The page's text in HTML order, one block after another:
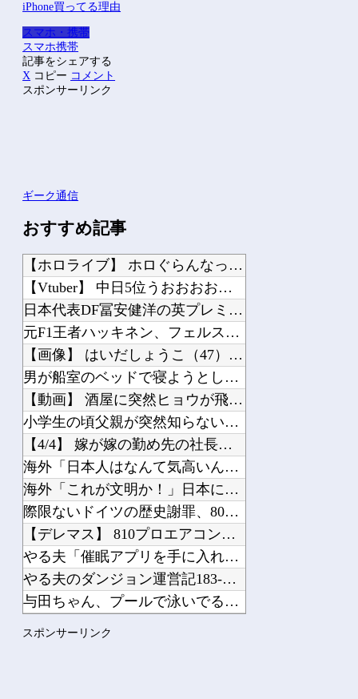
iPhone買ってる理由
スマホ・携帯
スマホ携帯
記事をシェアする
X コピー コメント
スポンサーリンク
ギーク通信
おすすめ記事
【ホロライブ】 ホロぐらんなっしょい回だったか
【Vtuber】 中日5位うおおおおおおおおおおおおおおおお
日本代表DF冨安健洋の英プレミア・クリスタルパレス加入が正式決定 鎌田大地とチー...
元F1王者ハッキネン、フェルスタペンのマクラーレン加入の噂に「なぜ調和がある現体...
【画像】 はいだしょうこ（47）「こんなオバサンでいいの…？」
男が船室のベッドで寝ようとしていた。…えっ？あなたは誰ですか？→ 見知らぬひとが...
【動画】 酒屋に突然ヒョウが飛び込んでくる
小学生の頃父親が突然知らない女の子を連れて帰ってきた
【4/4】 嫁が嫁の勤め先の社長と不倫している。証拠を掴む前に嫁から離婚を切り出...
海外「日本人はなんて気高いんだ！」 英高級紙も驚愕した極限の中の日本人の姿に世界...
海外「これが文明か！」日本に比べて超石器時代だった英国に海外が大騒ぎ
際限ないドイツの歴史謝罪、80年前のホロコースト被害者に賠償…「日本はドイツを見...
【デレマス】 810プロエアコン騒動【ぷちかれシリーズ】
やる夫「催眠アプリを手に入れたんだけど……これ必要だった？」 第29話
やる夫のダンジョン運営記183-雑談所ネタ118 懺悔小ネタ「創刻のファイアホイ...
与田ちゃん、プールで泳いでる姿を公開！！！【元乃木坂46】
スポンサーリンク